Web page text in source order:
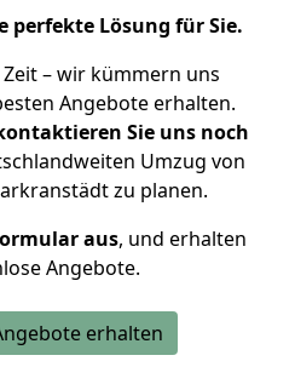
perfekte Lösung für Sie.
– wir kümmern uns
Angebote erhalten.
Sie uns noch
Umzug von
zu planen.
aus, und erhalten
Angebote.
erhalten